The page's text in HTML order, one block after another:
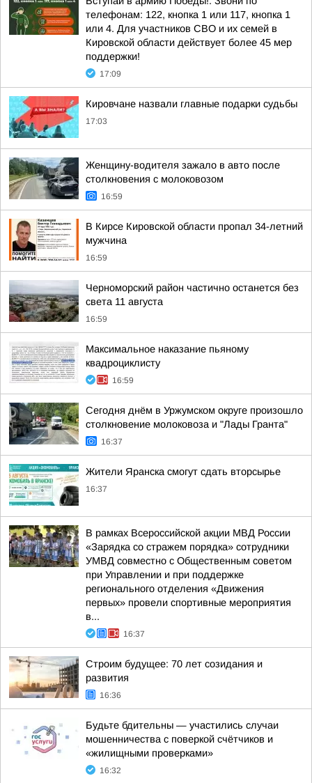
телефонам: 122, кнопка 1 или 117, кнопка 1
или 4. Для участников СВО и их семей в
Кировской области действует более 45 мер
поддержки!
17:09
Кировчане назвали главные подарки судьбы
17:03
Женщину-водителя зажало в авто после
столкновения с молоковозом
16:59
В Кирсе Кировской области пропал 34-летний
мужчина
16:59
Черноморский район частично останется без
света 11 августа
16:59
Максимальное наказание пьяному
квадроциклисту
16:59
Сегодня днём в Уржумском округе произошло
столкновение молоковоза и "Лады Гранта"
16:37
Жители Яранска смогут сдать вторсырье
16:37
В рамках Всероссийской акции МВД России
«Зарядка со стражем порядка» сотрудники
УМВД совместно с Общественным советом
при Управлении и при поддержке
регионального отделения «Движения
первых» провели спортивные мероприятия
в...
16:37
Строим будущее: 70 лет созидания и
развития
16:36
Будьте бдительны — участились случаи
мошенничества с поверкой счётчиков и
«жилищными проверками»
16:32